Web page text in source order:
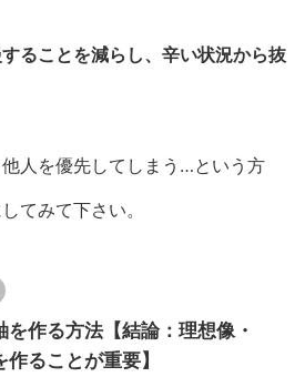
ることを減らし、辛い状況から抜
人を優先してしまう…という方
てみて下さい。
を作る方法【結論：理想像・
作ることが重要】